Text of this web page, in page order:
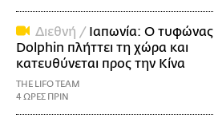
Διεθνή / Ιαπωνία: Ο τυφώνας
Dolphin πλήττει τη χώρα και
κατευθύνεται προς την Κίνα
THE LIFO TEAM
4 ΩΡΕΣ ΠΡΙΝ